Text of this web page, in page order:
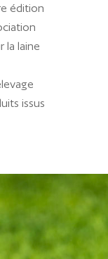
édition
la laine
issus